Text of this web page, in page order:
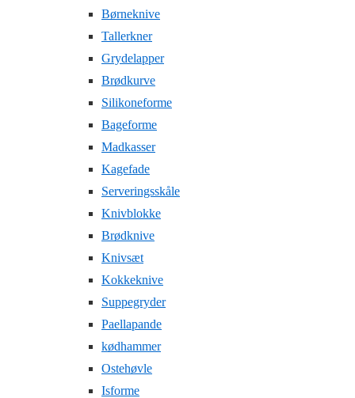
Børneknive
Tallerkner
Grydelapper
Brødkurve
Silikoneforme
Bageforme
Madkasser
Kagefade
Serveringsskåle
Knivblokke
Brødknive
Knivsæt
Kokkeknive
Suppegryder
Paellapande
kødhammer
Ostehøvle
Isforme